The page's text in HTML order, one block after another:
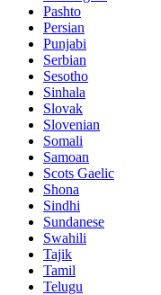
Pashto
Persian
Punjabi
Serbian
Sesotho
Sinhala
Slovak
Slovenian
Somali
Samoan
Scots Gaelic
Shona
Sindhi
Sundanese
Swahili
Tajik
Tamil
Telugu